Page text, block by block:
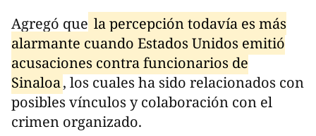
Agregó que la percepción todavía es más
alarmante cuando Estados Unidos emitió
acusaciones contra funcionarios de
Sinaloa, los cuales ha sido relacionados con
posibles vínculos y colaboración con el
crimen organizado.